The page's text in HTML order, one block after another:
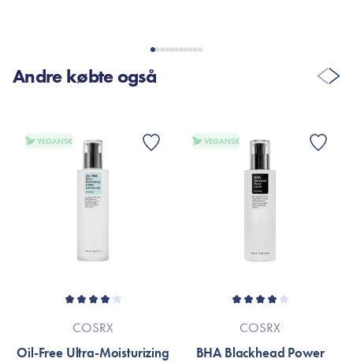
Andre købte også
VEGANSK
COSRX
Oil-Free Ultra-Moisturizing
VEGANSK
COSRX
BHA Blackhead Power